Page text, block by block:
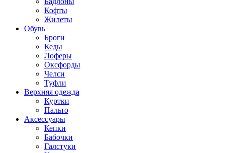
Кофты
Жилеты
Обувь
Броги
Кеды
Лоферы
Оксфорды
Челси
Туфли
Верхняя одежда
Куртки
Пальто
Аксессуары
Кепки
Бабочки
Галстуки